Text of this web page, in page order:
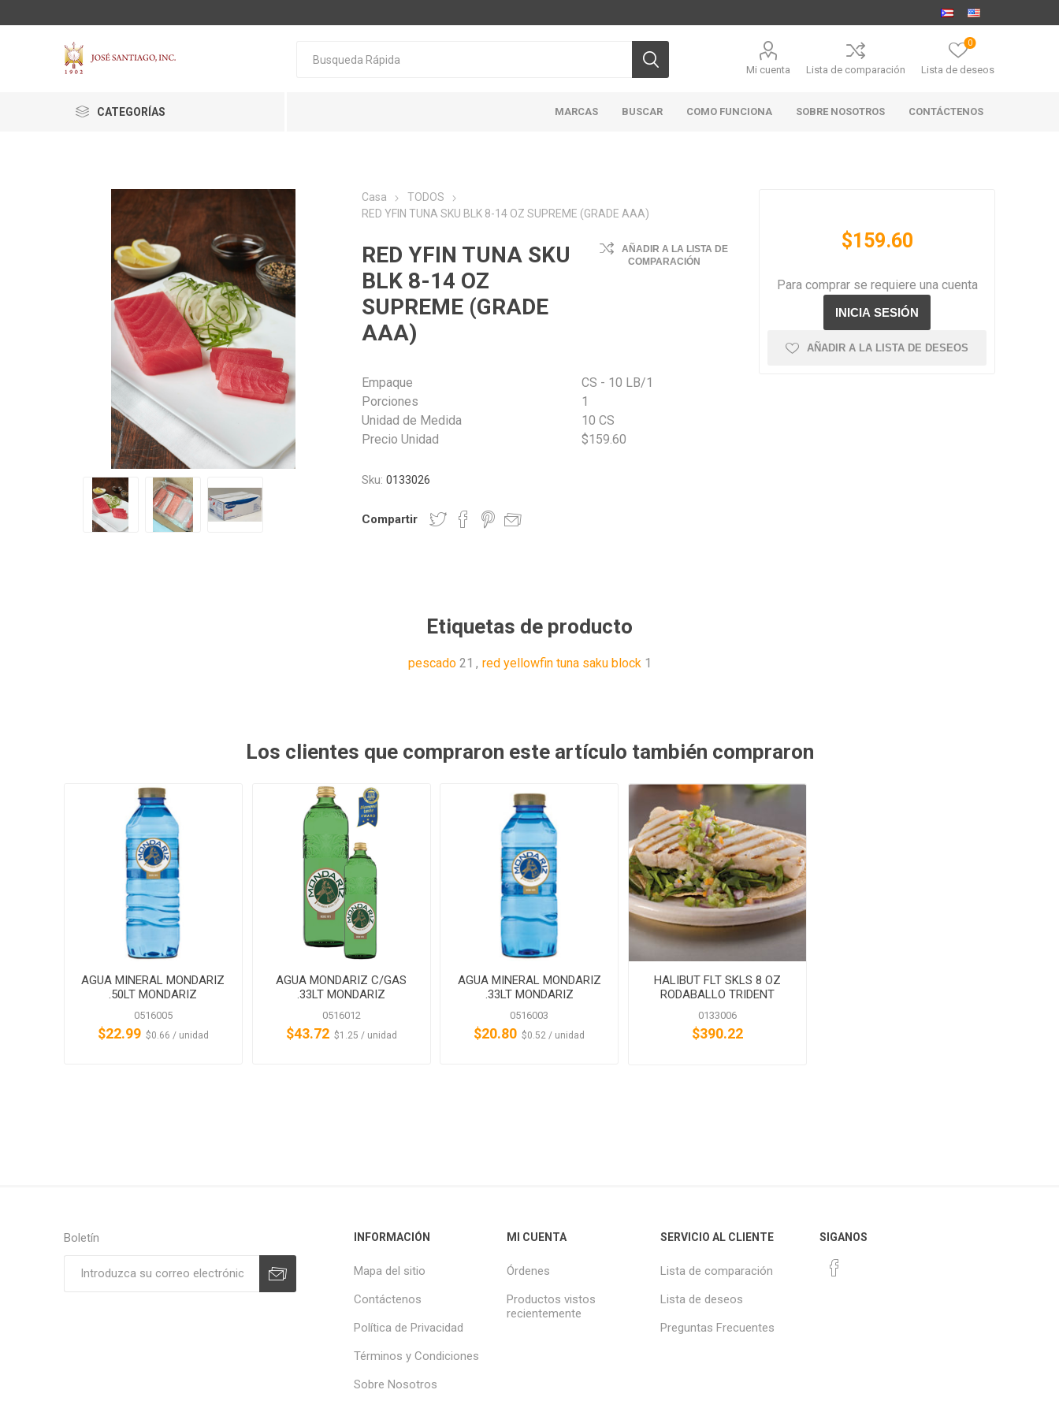
Mi cuenta Lista de comparación Lista de deseos
0
CATEGORÍAS MARCAS
ALGNCECM BOCAO
ABIERTO
PUBHOUSE
GOLDEN ALE
SMITHFIELD ULTRAFORCE
BUSCAR COMO FUNCIONA SOBRE NOSOTROS CONTÁCTENOS
Casa
TODOS
RED YFIN TUNA SKU BLK 8-14 OZ SUPREME (GRADE AAA)
RED YFIN TUNA SKU
BLK 8-14 OZ
SUPREME (GRADE
AAA)
AÑADIR A LA LISTA DE
COMPARACIÓN
Empaque
CS - 10 LB/1
Porciones
1
Unidad de Medida
10 CS
Precio Unidad
$159.60
Sku: 0133026
Compartir
$159.60
Para comprar se requiere una cuenta
AÑADIR A LA LISTA DE DESEOS
Etiquetas de producto
pescado 21 , red yellowfin tuna saku block 1
Los clientes que compraron este artículo también compraron
AGUA MINERAL MONDARIZ
.50LT MONDARIZ
0516005
$22.99 ‏‏‎ ‎‏‏‎ ‎$0.66 / unidad
AGUA MONDARIZ C/GAS
.33LT MONDARIZ
0516012
$43.72 ‏‏‎ ‎‏‏‎ ‎$1.25 / unidad
AGUA MINERAL MONDARIZ
.33LT MONDARIZ
0516003
$20.80 ‏‏‎ ‎‏‏‎ ‎$0.52 / unidad
HALIBUT FLT SKLS 8 OZ
RODABALLO TRIDENT
0133006
$390.22
Boletín INFORMACIÓN
Mapa del sitio
Contáctenos
Política de Privacidad
Términos y Condiciones
Sobre Nosotros
MI CUENTA
Órdenes
Productos vistos
recientemente
SERVICIO AL CLIENTE
Lista de comparación
Lista de deseos
Preguntas Frecuentes
SIGANOS